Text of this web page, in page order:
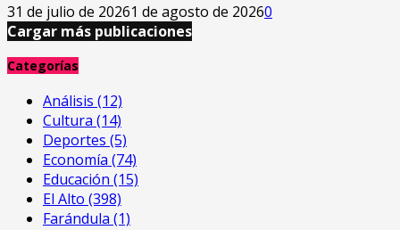
31 de julio de 20261 de agosto de 20260
Cargar más publicaciones
Categorías
Análisis (12)
Cultura (14)
Deportes (5)
Economía (74)
Educación (15)
El Alto (398)
Farándula (1)